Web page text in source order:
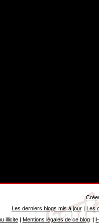
Les derniers blogs mis à jour| Les
illicite| Mentions légales de ce blog|